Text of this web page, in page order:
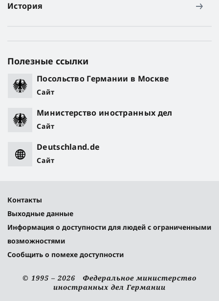
История
Полезные ссылки
Посольство Германии в Москве
Сайт
Министерство иностранных дел
Сайт
Deutschland.de
Сайт
Контакты
Выходные данные
Информация о доступности для людей с ограниченными
возможностями
Сообщить о помехе доступности
© 1995 – 2026 Федеральное министерство
иностранных дел Германии